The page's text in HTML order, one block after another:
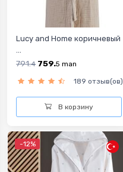
Lucy and Home коричневый
...
791.4 759.5 man
189 отзыв(ов)
В корзину
-12%